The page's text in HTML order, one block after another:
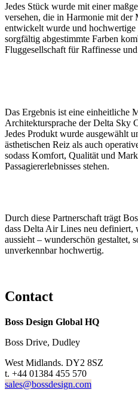
Jedes Stück wurde mit einer
versehen, die in Harmonie mit der
entwickelt wurde und
sorgfältig abgestimmte Farben
Fluggesellschaft für Raffinesse
Das Ergebnis ist eine einheitliche
Architektursprache der Delta Sky
Jedes Produkt wurde ausgewählt
ästhetischen Reiz als auch
sodass Komfort, Qualität und
Passagiererlebnisses stehen.
Durch diese Partnerschaft trägt
dass Delta Air Lines neu definiert,
aussieht – wunderschön gestaltet,
unverkennbar hochwertig.
Contact
Boss Design Global HQ
Boss Drive, Dudley
West Midlands. DY2 8SZ
t. +44 01384 455 570
sales@bossdesign.com